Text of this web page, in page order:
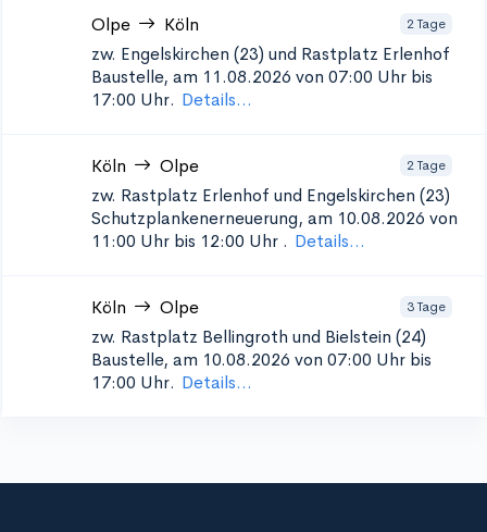
Olpe Köln 2 Tage
zw. Engelskirchen (23) und Rastplatz Erlenhof
Baustelle, am 11.08.2026 von 07:00 Uhr bis
17:00 Uhr. Details...
Köln Olpe 2 Tage
zw. Rastplatz Erlenhof und Engelskirchen (23)
Schutzplankenerneuerung, am 10.08.2026 von
11:00 Uhr bis 12:00 Uhr . Details...
Köln Olpe 3 Tage
zw. Rastplatz Bellingroth und Bielstein (24)
Baustelle, am 10.08.2026 von 07:00 Uhr bis
17:00 Uhr. Details...